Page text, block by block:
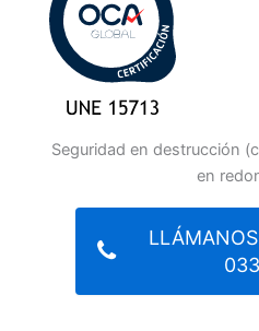
Seguridad en destrucción
en
033